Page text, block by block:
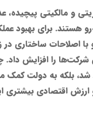
و مالکیتی پیچیده،
برای بهبود
اصلاحات ساختاری در
را افزایش داد.
بلکه به دولت کمک
ارزش اقتصادی بیشتری